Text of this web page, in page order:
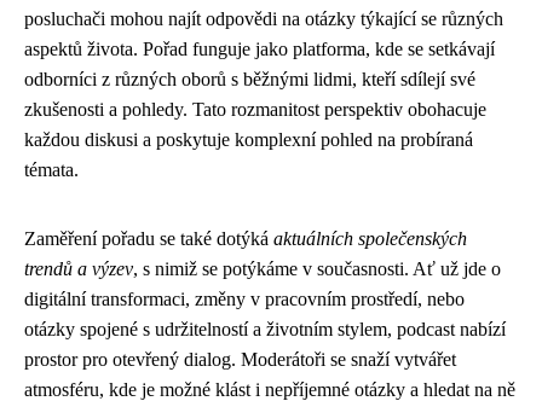
posluchači mohou najít odpovědi na otázky týkající se různých
aspektů života. Pořad funguje jako platforma, kde se setkávají
odborníci z různých oborů s běžnými lidmi, kteří sdílejí své
zkušenosti a pohledy. Tato rozmanitost perspektiv obohacuje
každou diskusi a poskytuje komplexní pohled na probíraná
témata.
Zaměření pořadu se také dotýká aktuálních společenských
trendů a výzev, s nimiž se potýkáme v současnosti. Ať už jde o
digitální transformaci, změny v pracovním prostředí, nebo
otázky spojené s udržitelností a životním stylem, podcast nabízí
prostor pro otevřený dialog. Moderátoři se snaží vytvářet
atmosféru, kde je možné klást i nepříjemné otázky a hledat na ně